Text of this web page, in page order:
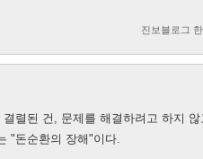
진보블로그
결렬된 건, 문제를 해결하려고 하지
"돈순환의 장해"이다.